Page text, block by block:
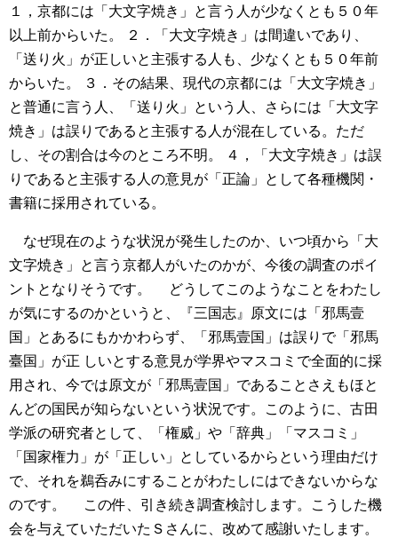
１，京都には「大文字焼き」と言う人が少なくとも５０年
以上前からいた。
２．「大文字焼き」は間違いであり、
「送り火」が正しいと主張する人も、少なくとも５０年前
からいた。
３．その結果、現代の京都には「大文字焼き」
と普通に言う人、「送り火」という人、さらには「大文字
焼き」は誤りであると主張する人が混在している。ただ
し、その割合は今のところ不明。
４，「大文字焼き」は誤
りであると主張する人の意見が「正論」として各種機関・
書籍に採用されている。
なぜ現在のような状況が発生したのか、いつ頃から「大
文字焼き」と言う京都人がいたのかが、今後の調査のポイ
ントとなりそうです。
どうしてこのようなことをわたし
が気にするのかというと、『三国志』原文には「邪馬壹
国」とあるにもかかわらず、「邪馬壹国」は誤りで「邪馬
臺国」が正 しいとする意見が学界やマスコミで全面的に採
用され、今では原文が「邪馬壹国」であることさえもほと
んどの国民が知らないという状況です。このように、古田
学派の研究者として、「権威」や「辞典」「マスコミ」
「国家権力」が「正しい」としているからという理由だけ
で、それを鵜呑みにすることがわたしにはできないからな
のです。
この件、引き続き調査検討します。こうした機
会を与えていただいたＳさんに、改めて感謝いたします。